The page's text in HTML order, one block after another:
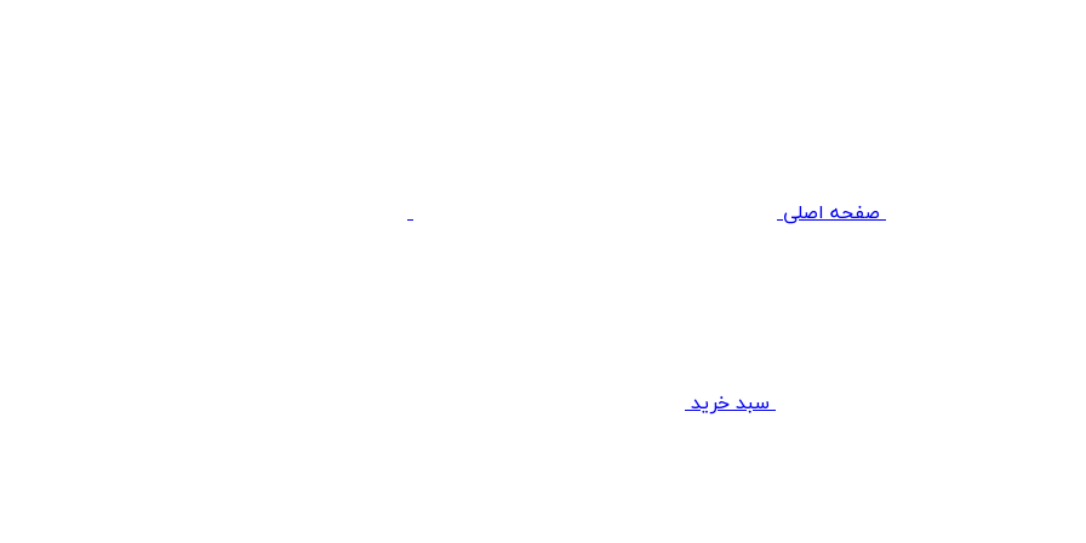
صفحه اصلی
سبد خرید